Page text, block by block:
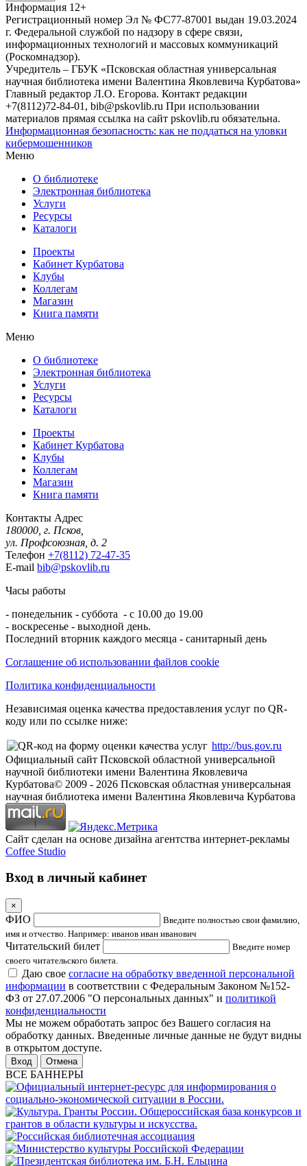
Информация 12+
Регистрационный номер Эл № ФС77-87001 выдан 19.03.2024
г. Федеральной службой по надзору в сфере связи,
информационных технологий и массовых коммуникаций
(Роскомнадзор).
Учредитель – ГБУК «Псковская областная универсальная
научная библиотека имени Валентина Яковлевича Курбатова»
Главный редактор Л.О. Егорова. Контакт редакции
+7(8112)72-84-01, bib@pskovlib.ru При использовании
материалов прямая ссылка на сайт pskovlib.ru обязательна.
Информационная безопасность: как не поддаться на уловки
кибермошенников
Меню
О библиотеке
Электронная библиотека
Услуги
Ресурсы
Каталоги
Проекты
Кабинет Курбатова
Клубы
Коллегам
Магазин
Книга памяти
Меню
О библиотеке
Электронная библиотека
Услуги
Ресурсы
Каталоги
Проекты
Кабинет Курбатова
Клубы
Коллегам
Магазин
Книга памяти
Контакты Адрес
180000, г. Псков,
ул. Профсоюзная, д. 2
Телефон +7(8112) 72-47-35
E-mail bib@pskovlib.ru
Часы работы
- понедельник - суббота - с 10.00 до 19.00
- воскресенье - выходной день.
Последний вторник каждого месяца - санитарный день
Соглашение об использовании файлов cookie
Политика конфиденциальности
Независимая оценка качества предоставления услуг по QR-
коду или по ссылке ниже:
http://bus.gov.ru
Официальный сайт Псковской областной универсальной
научной библиотеки имени Валентина Яковлевича
Курбатова© 2009 - 2026 Псковская областная универсальная
научная библиотека имени Валентина Яковлевича Курбатова
Сайт сделан на основе дизайна агентства интернет-рекламы
Coffee Studio
Вход в личный кабинет
×
ФИО
Введите полностью свои фамилию,
имя и отчество. Например: иванов иван иванович
Читательский билет
Введите номер
своего читательского билета.
Даю свое согласие на обработку введенной персональной
информации в соответствии с Федеральным Законом №152-
ФЗ от 27.07.2006 "О персональных данных" и политикой
конфиденциальности
Мы не можем обработать запрос без Вашего согласия на
обработку данных. Введенные личные данные не будут видны
в открытом доступе.
Отмена
ВСЕ БАННЕРЫ